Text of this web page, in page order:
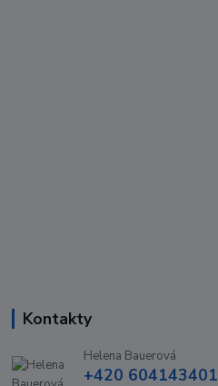
Kontakty
Helena Bauerová
+420 604143401